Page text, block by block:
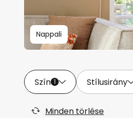
Nappali
Szín 1 Stílusirány
Minden törlése